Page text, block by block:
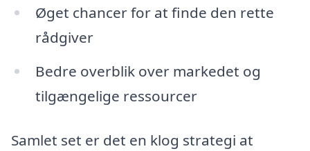
Øget chancer for at finde den rette
rådgiver
Bedre overblik over markedet og
tilgængelige ressourcer
Samlet set er det en klog strategi at